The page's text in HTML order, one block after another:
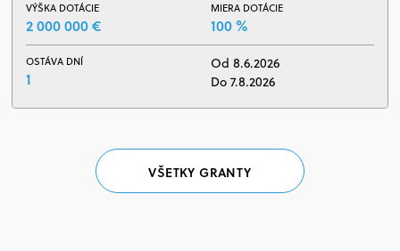
VÝŠKA DOTÁCIE
2 000 000 €
MIERA DOTÁCIE
100 %
OSTÁVA DNÍ
1
Od 8.6.2026
Do 7.8.2026
VŠETKY GRANTY